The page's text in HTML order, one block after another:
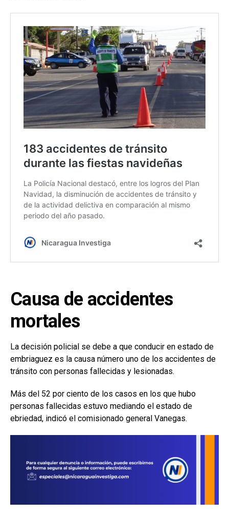
Causa de accidentes
mortales
La decisión policial se debe a que conducir en estado de
embriaguez es la causa número uno de los accidentes de
tránsito con personas fallecidas y lesionadas.
Más del 52 por ciento de los casos en los que hubo
personas fallecidas estuvo mediando el estado de
ebriedad, indicó el comisionado general Vanegas.